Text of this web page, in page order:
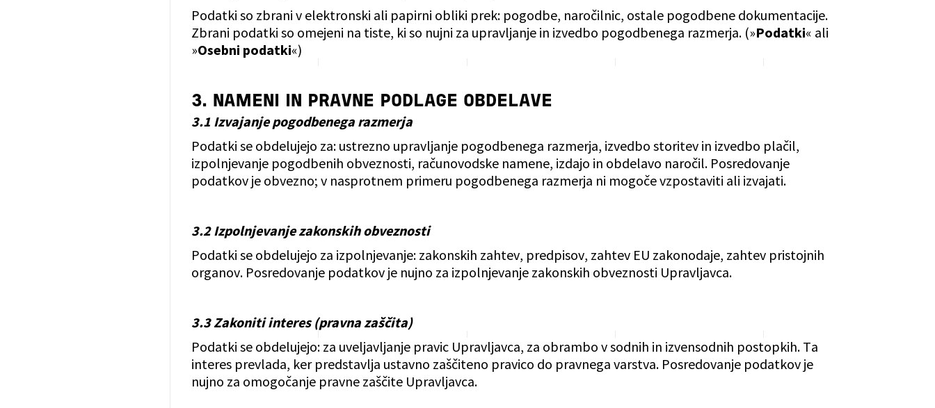
Podatki so zbrani v elektronski ali papirni obliki prek: pogodbe, naročilnic, ostale pogodbene dokumentacije.
Zbrani podatki so omejeni na tiste, ki so nujni za upravljanje in izvedbo pogodbenega razmerja. (»Podatki« ali
»Osebni podatki«)
3. NAMENI IN PRAVNE PODLAGE OBDELAVE
3.1 Izvajanje pogodbenega razmerja
Podatki se obdelujejo za: ustrezno upravljanje pogodbenega razmerja, izvedbo storitev in izvedbo plačil,
izpolnjevanje pogodbenih obveznosti, računovodske namene, izdajo in obdelavo naročil. Posredovanje
podatkov je obvezno; v nasprotnem primeru pogodbenega razmerja ni mogoče vzpostaviti ali izvajati.
3.2 Izpolnjevanje zakonskih obveznosti
Podatki se obdelujejo za izpolnjevanje: zakonskih zahtev, predpisov, zahtev EU zakonodaje, zahtev pristojnih
organov. Posredovanje podatkov je nujno za izpolnjevanje zakonskih obveznosti Upravljavca.
3.3 Zakoniti interes (pravna zaščita)
Podatki se obdelujejo: za uveljavljanje pravic Upravljavca, za obrambo v sodnih in izvensodnih postopkih. Ta
interes prevlada, ker predstavlja ustavno zaščiteno pravico do pravnega varstva. Posredovanje podatkov je
nujno za omogočanje pravne zaščite Upravljavca.